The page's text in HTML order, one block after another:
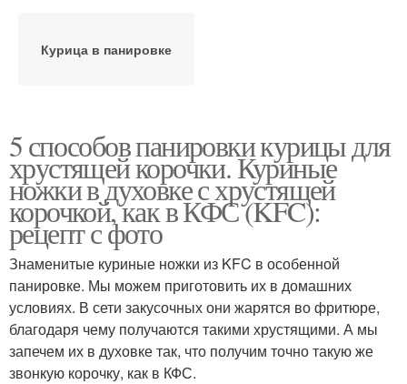
Курица в панировке
5 способов панировки курицы для
хрустящей корочки. Куриные
ножки в духовке с хрустящей
корочкой, как в КФС (KFC):
рецепт с фото
Знаменитые куриные ножки из KFC в особенной
панировке. Мы можем приготовить их в домашних
условиях. В сети закусочных они жарятся во фритюре,
благодаря чему получаются такими хрустящими. А мы
запечем их в духовке так, что получим точно такую же
звонкую корочку, как в КФС.